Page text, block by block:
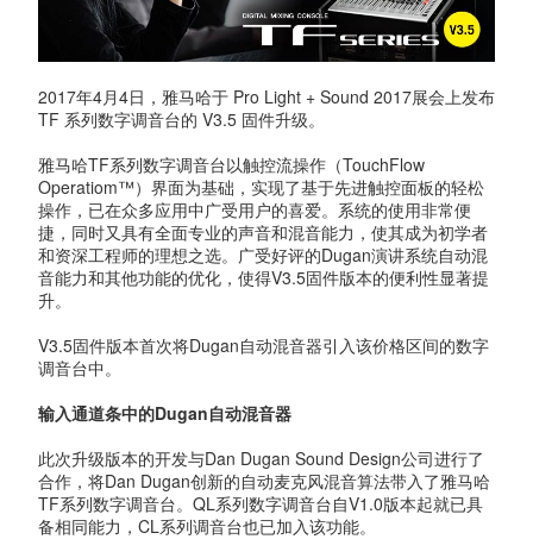
2017年4月4日，雅马哈于 Pro Light + Sound 2017展会上发布
TF 系列数字调音台的 V3.5 固件升级。
雅马哈TF系列数字调音台以触控流操作（TouchFlow
Operatiom™）界面为基础，实现了基于先进触控面板的轻松
操作，已在众多应用中广受用户的喜爱。系统的使用非常便
捷，同时又具有全面专业的声音和混音能力，使其成为初学者
和资深工程师的理想之选。广受好评的Dugan演讲系统自动混
音能力和其他功能的优化，使得V3.5固件版本的便利性显著提
升。
V3.5固件版本首次将Dugan自动混音器引入该价格区间的数字
调音台中。
输入通道条中的Dugan自动混音器
此次升级版本的开发与Dan Dugan Sound Design公司进行了
合作，将Dan Dugan创新的自动麦克风混音算法带入了雅马哈
TF系列数字调音台。QL系列数字调音台自V1.0版本起就已具
备相同能力，CL系列调音台也已加入该功能。